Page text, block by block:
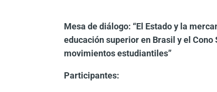
Mesa de diálogo: “El Estado y la
educación superior en Brasil y el
movimientos estudiantiles”
Participantes: